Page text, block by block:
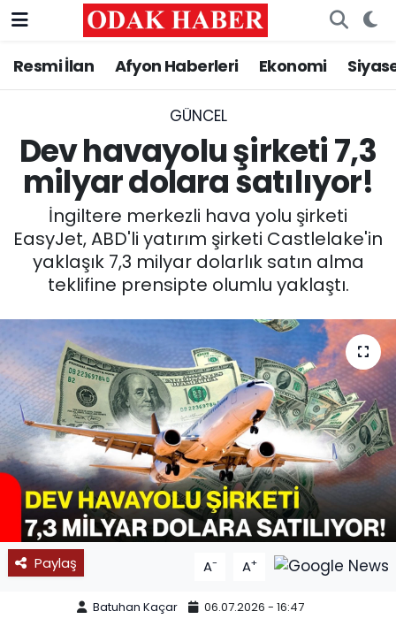
Resmi İlan Afyon Haberleri Ekonomi
GÜNCEL
Dev havayolu şirketi 7,3
milyar dolara satılıyor!
İngiltere merkezli hava yolu şirketi
EasyJet, ABD'li yatırım şirketi Castlelake'in
yaklaşık 7,3 milyar dolarlık satın alma
teklifine prensipte olumlu yaklaştı.
Paylaş A- A+
Batuhan Kaçar 06.07.2026 - 16:47
AFYONKARAHİSAR HABERLERİ
ASAYİŞ
GÜNCEL
SİYASET
EĞİTİM
MAGAZİN
SAĞLIK
SPOR
11:11 MANŞET
Nöbetçi Eczaneler
Trafik Durumu
Süper Lig Puan Durumu ve Fikstür
Tüm Manşetler
Son Dakika Haberleri
Haber Arşivi